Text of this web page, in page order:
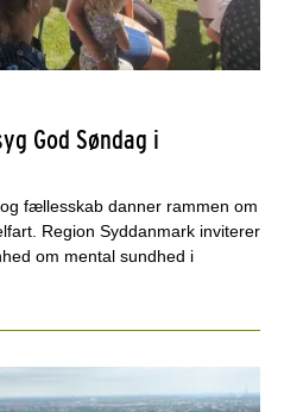
God Søndag i
fællesskab danner rammen om
Region Syddanmark inviterer
om mental sundhed i